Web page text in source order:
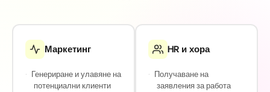
Маркетинг
· Генериране и улавяне на
потенциални клиенти
HR и хора
· Получаване на
заявления за работа